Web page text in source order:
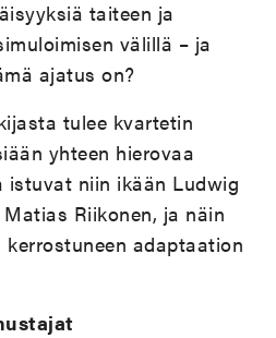
taiteen ja
välillä – ja
ajatus on?
tulee kvartetin
yhteen hierovaa
istuvat niin ikään Ludwig
Riikonen, ja näin
adaptaation